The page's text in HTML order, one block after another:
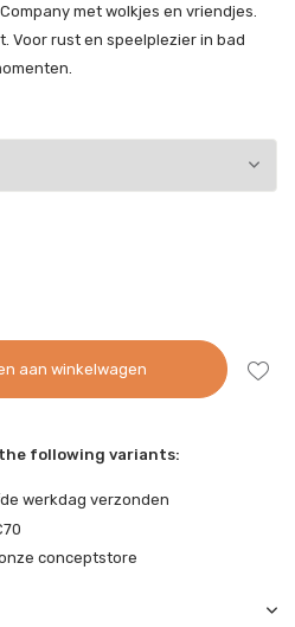
met wolkjes en vriendjes.
Voor rust en speelplezier in bad
aan winkelwagen
following variants:
werkdag verzonden
conceptstore